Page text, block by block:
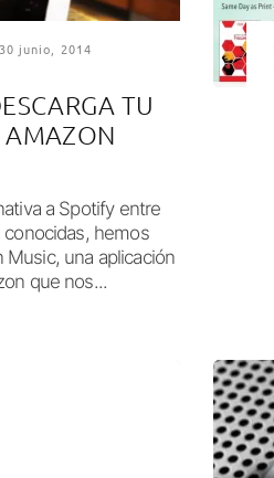
30 junio, 2014
TU
AMAZON
a Spotify entre
hemos
una aplicación
que nos...